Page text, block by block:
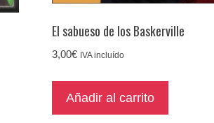
El sabueso de los Baskerville
3,00€ IVA incluído
Añadir al carrito